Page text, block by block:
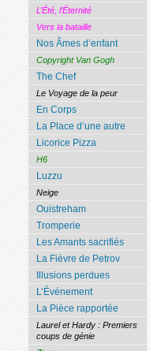
L’Été, l’Éternité
Vers la bataille
Nos Âmes d’enfant
Copyright Van Gogh
The Chef
Le Voyage de la peur
En Corps
La Place d’une autre
Licorice Pizza
H6
Luzzu
Neige
Ouistreham
Tromperie
Les Amants sacrifiés
La Fièvre de Petrov
Illusions perdues
L’Événement
La Pièce rapportée
Laurel et Hardy : Premiers
coups de génie